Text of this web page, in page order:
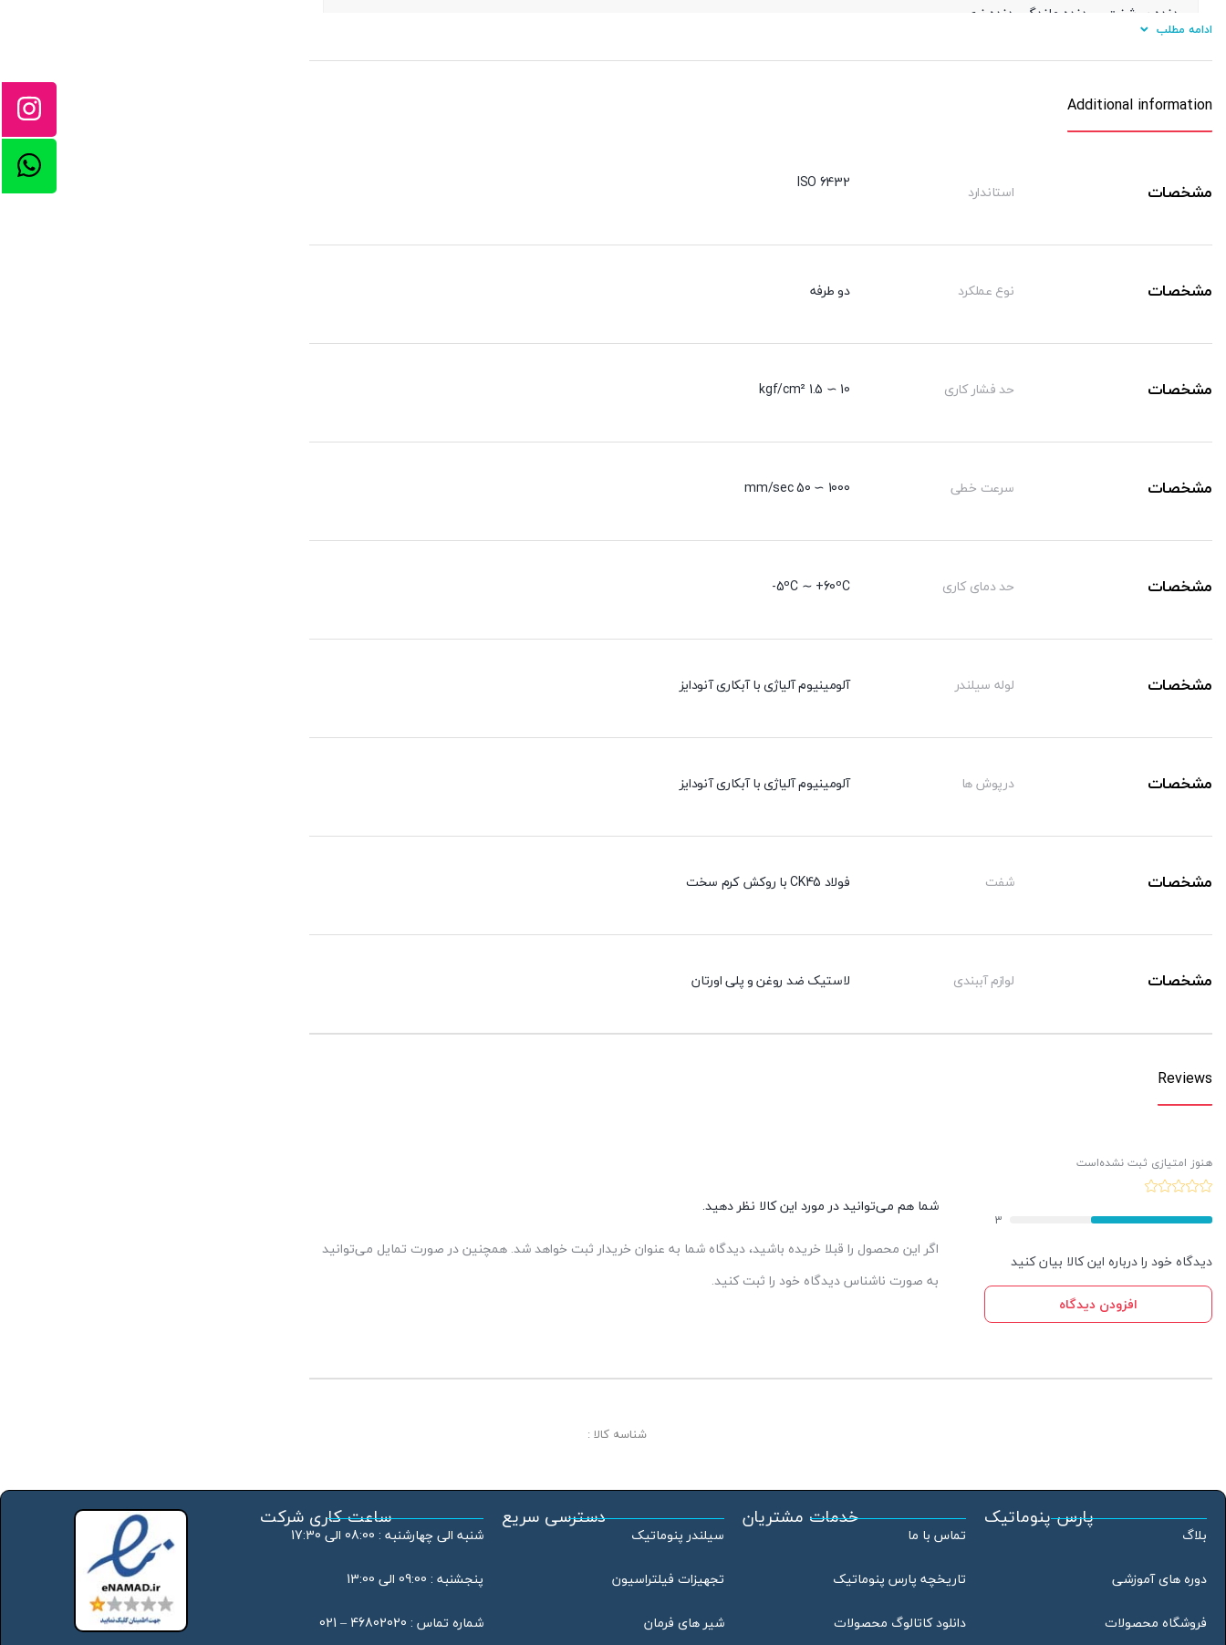
دنده سرشفت
دنده ماندگی ,دنده نری
تعداد سنسور
یک عدد ,دو عدد
ادامه مطلب
Additional information
مشخصات استاندارد ISO 6432
مشخصات نوع عملکرد دو طرفه
مشخصات حد فشار کاری 10 ∼ 1.5 kgf/cm²
مشخصات سرعت خطی 1000 ∼ 50 mm/sec
مشخصات حد دمای کاری 5ºC ∼ +60ºC-
مشخصات لوله سیلندر آلومینیوم آلیاژی با آبکاری آنودایز
مشخصات درپوش ها آلومینیوم آلیاژی با آبکاری آنودایز
مشخصات شفت فولاد CK45 با روکش کرم سخت
مشخصات لوازم آببندی لاستیک ضد روغن و پلی اورتان
Reviews
هنوز امتیازی ثبت نشده‌است
3
دیدگاه خود را درباره این کالا بیان کنید
افزودن دیدگاه
شما هم می‌توانید در مورد این کالا نظر دهید.
اگر این محصول را قبلا خریده باشید، دیدگاه شما به عنوان خریدار ثبت خواهد شد. همچنین در صورت تمایل می‌توانید
به صورت ناشناس دیدگاه خود را ثبت کنید.
شناسه کالا :
پارس پنوماتیک
بلاگ
دوره های آموزشی
فروشگاه محصولات
خدمات مشتریان
تماس با ما
تاریخچه پارس پنوماتیک
دانلود کاتالوگ محصولات
دسترسی سریع
سیلندر پنوماتیک
تجهیزات فیلتراسیون
شیر های فرمان
ساعت کاری شرکت
شنبه الی چهارشنبه : 08:00 الی 17:30
پنجشنبه : 09:00 الی 13:00
شماره تماس : 46802020 – 021